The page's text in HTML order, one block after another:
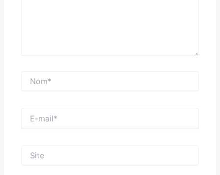
mail*